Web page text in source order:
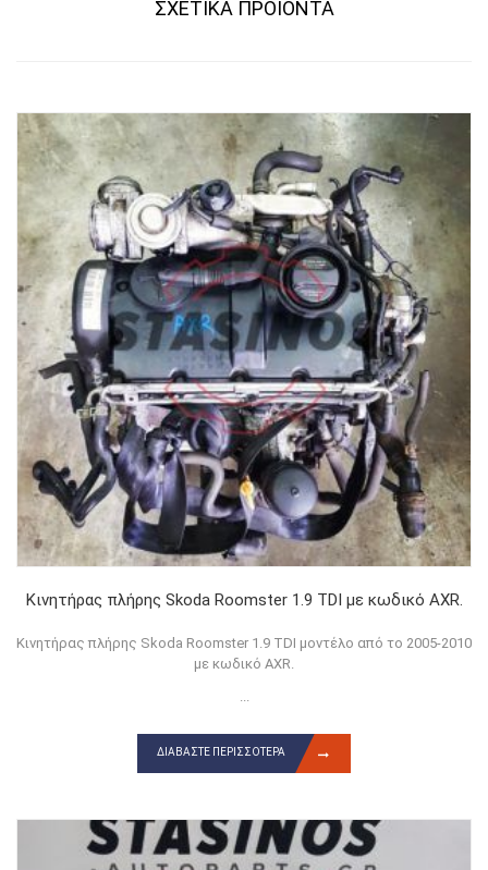
Κινητήρας πλήρης Skoda Roomster 1.9 TDI με κωδικό AXR.
Κινητήρας πλήρης Skoda Roomster 1.9 TDI μοντέλο από το 2005-2010
με κωδικό AXR.
ΔΙΑΒΆΣΤΕ ΠΕΡΙΣΣΌΤΕΡΑ